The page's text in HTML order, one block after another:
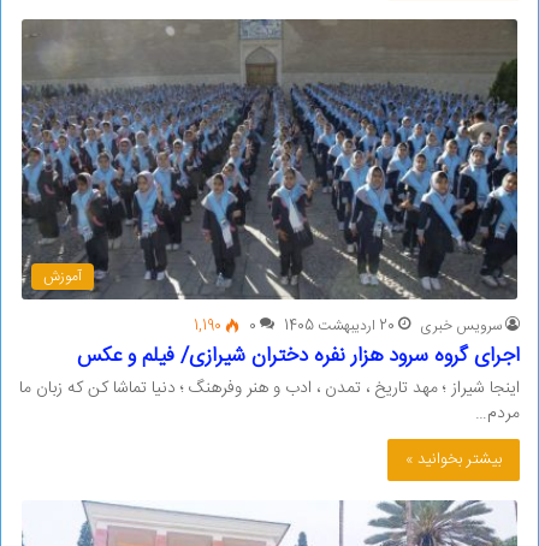
آموزش
سرویس خبری 20 اردیبهشت 1405 0
1,190
اجرای گروه سرود هزار نفره دختران شیرازی/ فیلم و عکس
اینجا شیراز ؛ مهد تاریخ ، تمدن ، ادب و هنر وفرهنگ ؛ دنیا تماشا کن که زبان ما
مردم…
بیشتر بخوانید »